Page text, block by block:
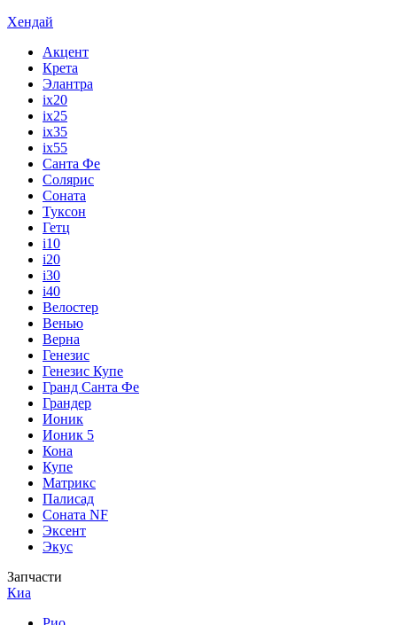
Хендай
Акцент
Крета
Элантра
ix20
ix25
ix35
ix55
Санта Фе
Солярис
Соната
Туксон
Гетц
i10
i20
i30
i40
Велостер
Венью
Верна
Генезис
Генезис Купе
Гранд Санта Фе
Грандер
Ионик
Ионик 5
Кона
Купе
Матрикс
Палисад
Соната NF
Эксент
Экус
Запчасти
Киа